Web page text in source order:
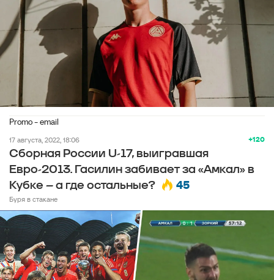
Promo - email
+120
17 августа, 2022, 18:06
Сборная России U-17, выигравшая
Евро-2013. Гасилин забивает за «Амкал» в
Кубке – а где остальные?
45
Буря в стакане